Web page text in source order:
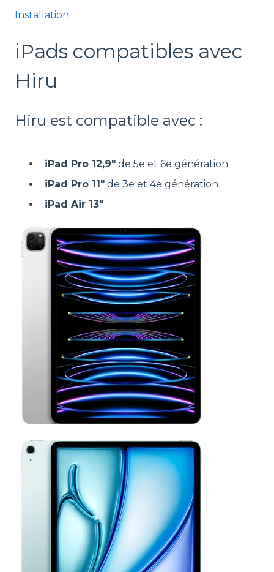
Installation
iPads compatibles avec
Hiru
Hiru est compatible avec :
iPad Pro 12,9" de 5e et 6e génération
iPad Pro 11" de 3e et 4e génération
iPad Air 13"